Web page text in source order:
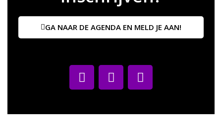
GA NAAR DE AGENDA EN MELD JE AAN!